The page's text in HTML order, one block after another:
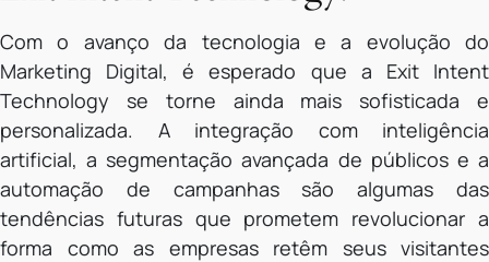
Com o avanço da tecnologia e a evolução do
Marketing Digital, é esperado que a Exit Intent
Technology se torne ainda mais sofisticada e
personalizada. A integração com inteligência
artificial, a segmentação avançada de públicos e a
automação de campanhas são algumas das
tendências futuras que prometem revolucionar a
forma como as empresas retêm seus visitantes